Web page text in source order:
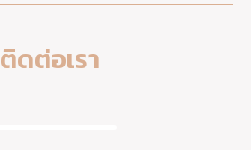
ติดต่อเรา